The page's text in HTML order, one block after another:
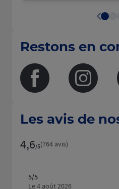
Restons en
Facebook Instagram
Les avis de
4,6/5Note de 4.6 sur 5
(764 avis)
5/5
Le 4 août 2026